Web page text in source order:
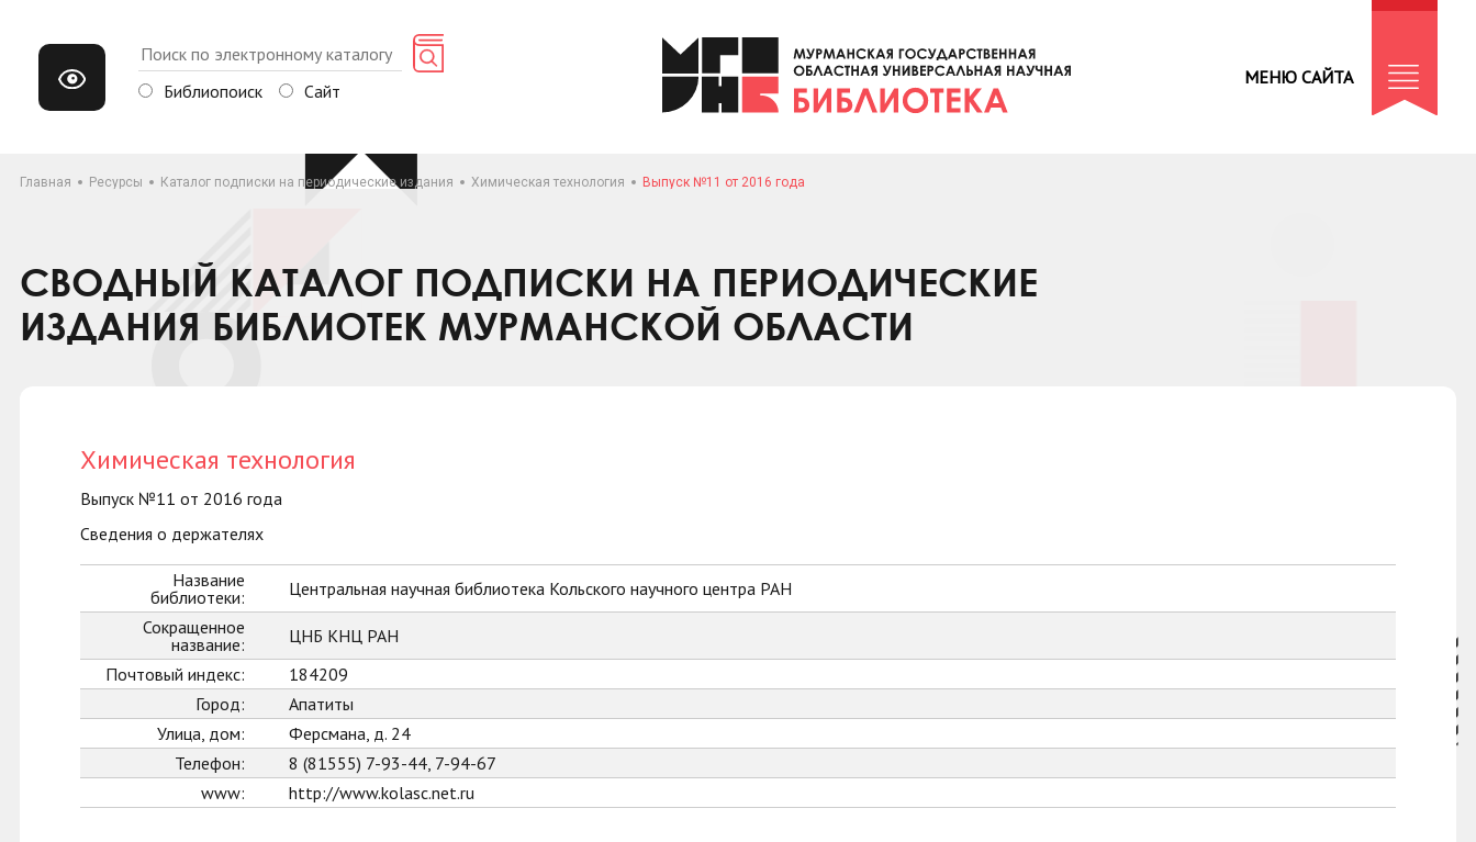
Библиопоиск Сайт
МЕНЮ САЙТА
Главная Ресурсы Каталог подписки на периодические издания Химическая технология Выпуск №11 от 2016 года
СВОДНЫЙ КАТАЛОГ ПОДПИСКИ НА ПЕРИОДИЧЕСКИЕ
ИЗДАНИЯ БИБЛИОТЕК МУРМАНСКОЙ ОБЛАСТИ
Химическая технология
Выпуск №11 от 2016 года
Сведения о держателях
Название
библиотеки:
Центральная научная библиотека Кольского научного центра РАН
Сокращенное
название:
ЦНБ КНЦ РАН
Почтовый индекс:
184209
Город:
Апатиты
Улица, дом:
Ферсмана, д. 24
Телефон:
8 (81555) 7-93-44, 7-94-67
www:
http://www.kolasc.net.ru